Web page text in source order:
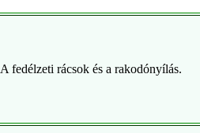
A fedélzeti rácsok és a rakodónyílás.